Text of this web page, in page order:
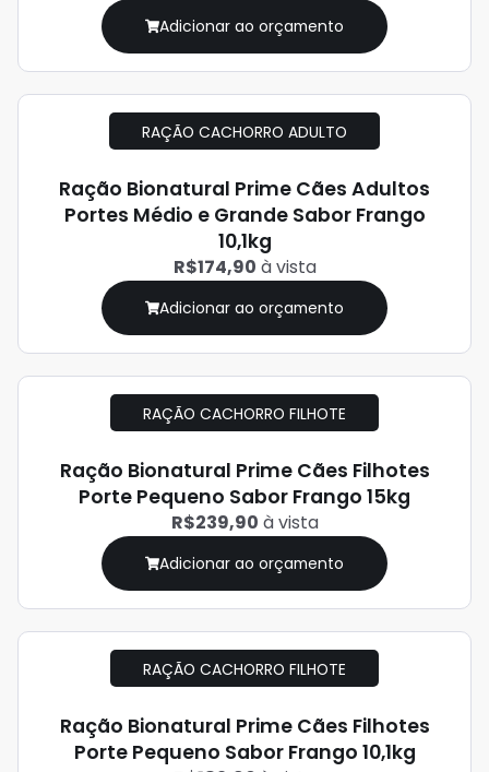
Adicionar ao orçamento
RAÇÃO CACHORRO ADULTO
Ração Bionatural Prime Cães Adultos
Portes Médio e Grande Sabor Frango
10,1kg
R$174,90 à vista
Adicionar ao orçamento
RAÇÃO CACHORRO FILHOTE
Ração Bionatural Prime Cães Filhotes
Porte Pequeno Sabor Frango 15kg
R$239,90 à vista
Adicionar ao orçamento
RAÇÃO CACHORRO FILHOTE
Ração Bionatural Prime Cães Filhotes
Porte Pequeno Sabor Frango 10,1kg